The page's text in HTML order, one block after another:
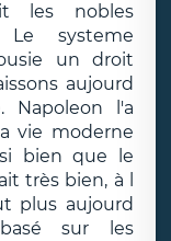
les nobles
systeme
un droit
aujourd
Napoleon l'a
vie moderne
bien que le
très bien, à l
plus aujourd
sur les